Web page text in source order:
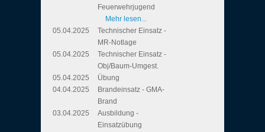
Feuerwehrjugend
Mehr lesen...
05.04.2025
Technischer Einsatz -
MR-Notlage
05.04.2025
Technischer Einsatz -
Obj/Baum-Umgest.
05.04.2025
Übung
04.04.2025
Brandeinsatz - GMA-
Brand
03.04.2025
Ausbildung -
Einsatzübung